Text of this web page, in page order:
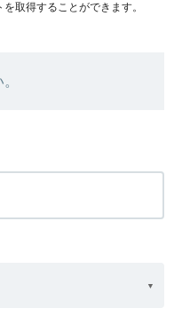
取得することができます。